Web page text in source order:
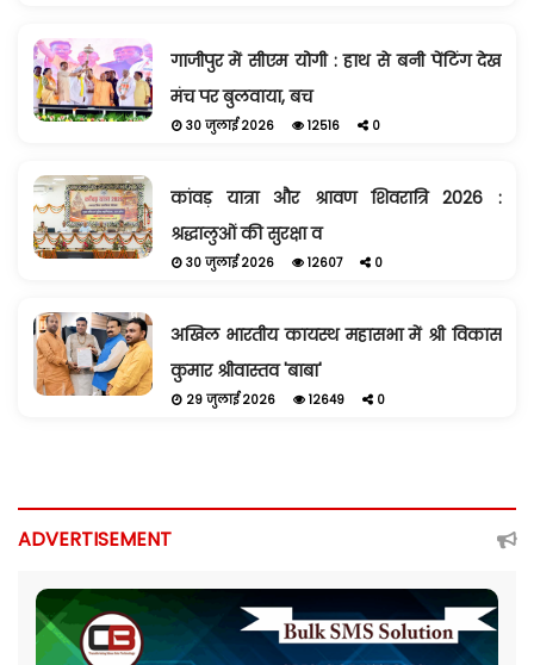
गाजीपुर में सीएम योगी : हाथ से बनी पेंटिंग देख
मंच पर बुलवाया, बच
30 जुलाई 2026 12516 0
कांवड़ यात्रा और श्रावण शिवरात्रि 2026 :
श्रद्धालुओं की सुरक्षा व
30 जुलाई 2026 12607 0
अखिल भारतीय कायस्थ महासभा में श्री विकास
कुमार श्रीवास्तव 'बाबा'
29 जुलाई 2026 12649 0
ADVERTISEMENT